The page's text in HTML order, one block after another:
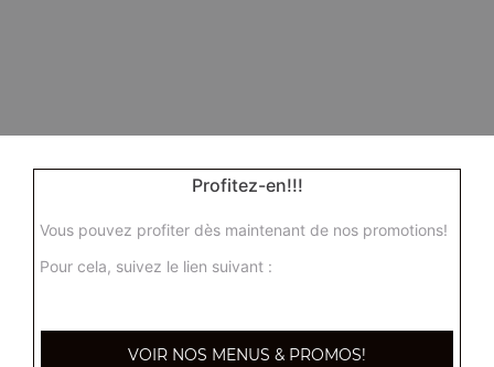
Profitez-en!!!
Vous pouvez profiter dès maintenant de nos promotions!
Pour cela, suivez le lien suivant :
VOIR NOS MENUS & PROMOS!